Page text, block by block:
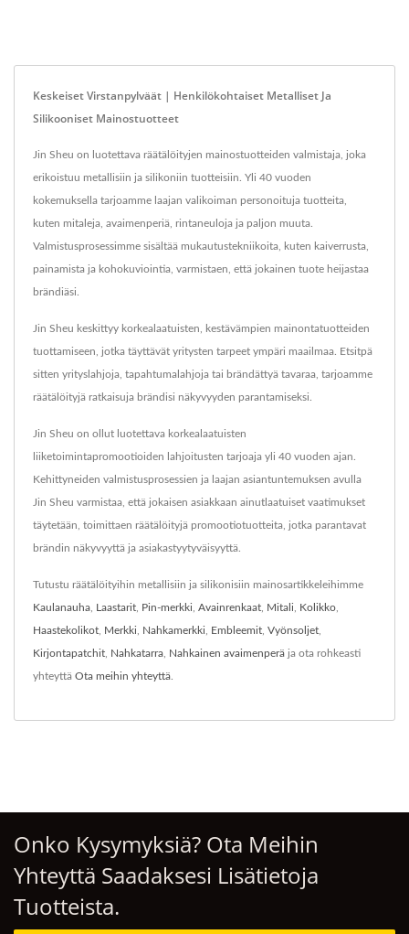
Keskeiset Virstanpylväät | Henkilökohtaiset Metalliset Ja
Silikooniset Mainostuotteet
Jin Sheu on luotettava räätälöityjen mainostuotteiden valmistaja, joka
erikoistuu metallisiin ja silikoniin tuotteisiin. Yli 40 vuoden
kokemuksella tarjoamme laajan valikoiman personoituja tuotteita,
kuten mitaleja, avaimenperiä, rintaneuloja ja paljon muuta.
Valmistusprosessimme sisältää mukautustekniikoita, kuten kaiverrusta,
painamista ja kohokuviointia, varmistaen, että jokainen tuote heijastaa
brändiäsi.
Jin Sheu keskittyy korkealaatuisten, kestävämpien mainontatuotteiden
tuottamiseen, jotka täyttävät yritysten tarpeet ympäri maailmaa. Etsitpä
sitten yrityslahjoja, tapahtumalahjoja tai brändättyä tavaraa, tarjoamme
räätälöityjä ratkaisuja brändisi näkyvyyden parantamiseksi.
Jin Sheu on ollut luotettava korkealaatuisten
liiketoimintapromootioiden lahjoitusten tarjoaja yli 40 vuoden ajan.
Kehittyneiden valmistusprosessien ja laajan asiantuntemuksen avulla
Jin Sheu varmistaa, että jokaisen asiakkaan ainutlaatuiset vaatimukset
täytetään, toimittaen räätälöityjä promootiotuotteita, jotka parantavat
brändin näkyvyyttä ja asiakastyytyväisyyttä.
Tutustu räätälöityihin metallisiin ja silikonisiin mainosartikkeleihimme
Kaulanauha Laastarit Pin-merkki Avainrenkaat Mitali Kolikko
Haastekolikot Merkki Nahkamerkki Embleemit Vyönsoljet
Kirjontapatchit Nahkatarra Nahkainen avaimenperä ja ota rohkeasti
yhteyttä Ota meihin yhteyttä
Onko Kysymyksiä? Ota Meihin
Yhteyttä Saadaksesi Lisätietoja
Tuotteista.